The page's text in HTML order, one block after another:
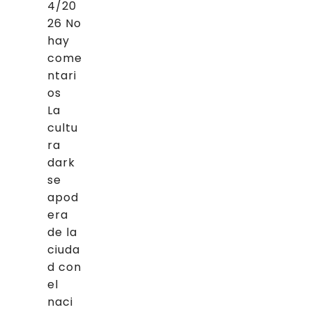
4/20
26 No
hay
come
ntari
os
La
cultu
ra
dark
se
apod
era
de la
ciuda
d con
el
naci